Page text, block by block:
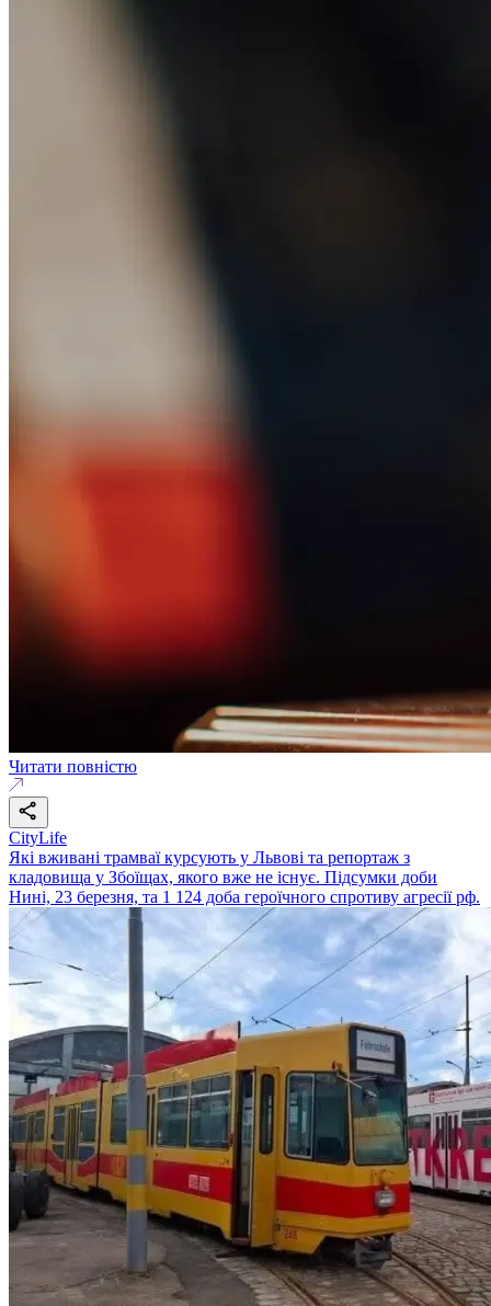
Читати повністю
CityLife
Які вживані трамваї курсують у Львові та репортаж з
кладовища у Збоїщах, якого вже не існує. Підсумки доби
Нині, 23 березня, та 1 124 доба героїчного спротиву агресії рф.